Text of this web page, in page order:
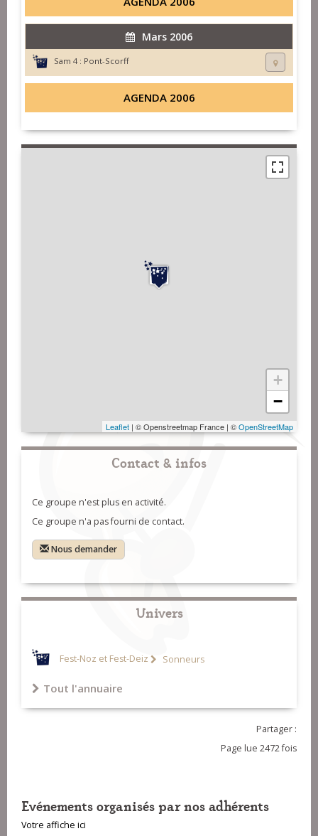
Mars 2006
Sam 4 : Pont-Scorff
AGENDA 2006
+
−
Leaflet | © Openstreetmap France | ©OpenStreetMap
Contact & infos
Ce groupe n'est plus en activité.
Ce groupe n'a pas fourni de contact.
Nous demander
Univers
Fest-Noz et Fest-Deiz Sonneurs
Tout l'annuaire
Partager :
Page lue 2472 fois
Evénements organisés par nos adhérents
Votre affiche ici